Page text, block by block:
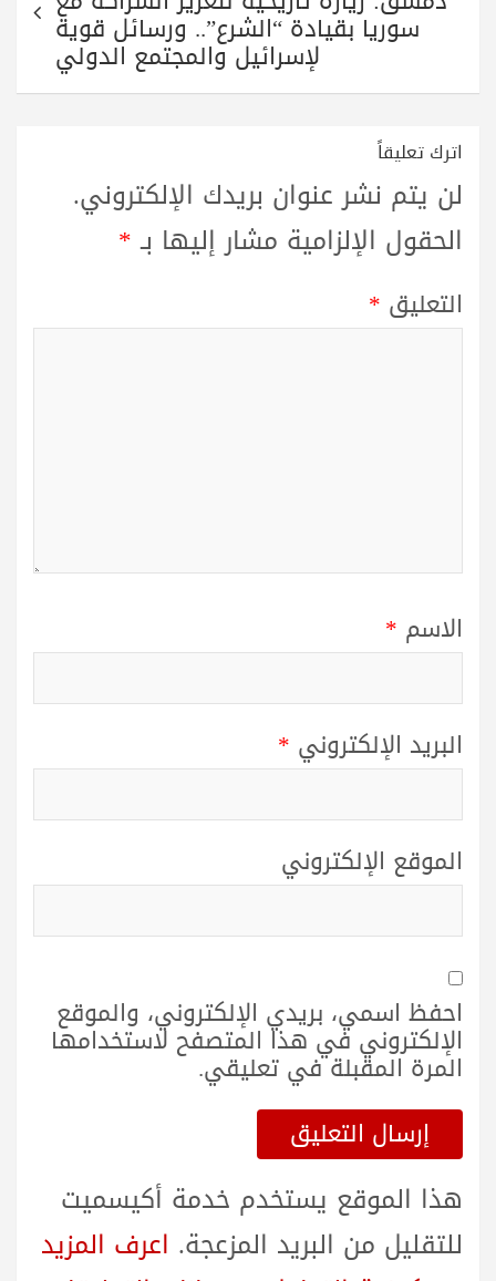
سوريا بقيادة “الشرع”.. ورسائل قوية
لإسرائيل والمجتمع الدولي
اترك تعليقاً
لن يتم نشر عنوان بريدك الإلكتروني.
الحقول الإلزامية مشار إليها بـ*
التعليق *
الاسم *
البريد الإلكتروني *
الموقع الإلكتروني
احفظ اسمي، بريدي الإلكتروني، والموقع
الإلكتروني في هذا المتصفح لاستخدامها
المرة المقبلة في تعليقي.
هذا الموقع يستخدم خدمة أكيسميت
للتقليل من البريد المزعجة. اعرف المزيد